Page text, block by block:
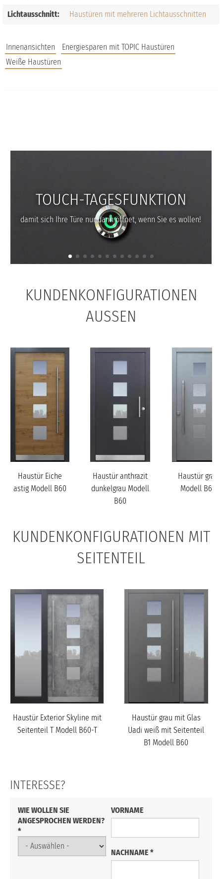
Lichtausschnitt: Haustüren mit mehreren Lichtausschnitten
Innenansichten
Energiesparen mit TOPIC Haustüren
Weiße Haustüren
UNTERNEHMEN
TOUCH-TAGESFUNKTION
damit sich Ihre Türe nur dann öffnet, wenn Sie es wollen!
KUNDENKONFIGURATIONEN
AUSSEN
Haustür Eiche
astig Modell B60
Haustür anthrazit
dunkelgrau Modell
B60
Haustür grau
Modell B60
KUNDENKONFIGURATIONEN MIT
SEITENTEIL
Haustür Exterior Skyline mit
Seitenteil T Modell B60-T
Haustür grau mit Glas
Uadi weiß mit Seitenteil
B1 Modell B60
INTERESSE?
WIE WOLLEN SIE
ANGESPROCHEN WERDEN?
*
VORNAME
NACHNAME *